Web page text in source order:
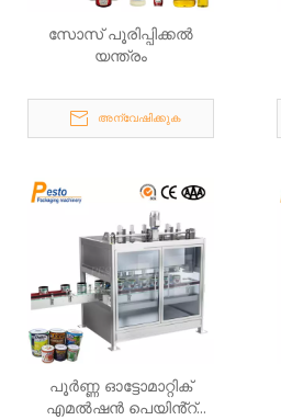
സോസ് പൂരിപ്പിക്കൽ
യന്ത്രം
അന്വേഷിക്കുക
പൂർണ്ണ ഓട്ടോമാറ്റിക്
എമൽഷൻ പെയിൻ്റ്